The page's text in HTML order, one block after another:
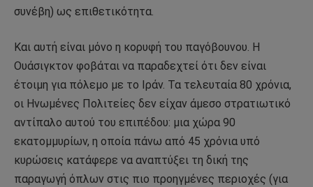
συνέβη) ως επιθετικότητα.
Και αυτή είναι μόνο η κορυφή του παγόβουνου. Η
Ουάσιγκτον φοβάται να παραδεχτεί ότι δεν είναι
έτοιμη για πόλεμο με το Ιράν. Τα τελευταία 80 χρόνια,
οι Ηνωμένες Πολιτείες δεν είχαν άμεσο στρατιωτικό
αντίπαλο αυτού του επιπέδου: μια χώρα 90
εκατομμυρίων, η οποία πάνω από 45 χρόνια υπό
κυρώσεις κατάφερε να αναπτύξει τη δική της
παραγωγή όπλων στις πιο προηγμένες περιοχές (για